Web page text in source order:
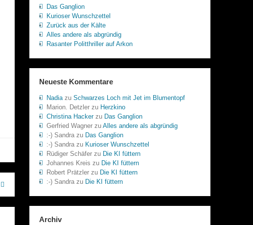
Das Ganglion
Kurioser Wunschzettel
Zurück aus der Kälte
Alles andere als abgründig
Rasanter Politthriller auf Arkon
Neueste Kommentare
Nadiazu Schwarzes Loch mit Jet im Blumentopf
Marion. Detzlerzu Herzkino
Christina Hackerzu Das Ganglion
Gerfried Wagnerzu Alles andere als abgründig
:-) Sandrazu Das Ganglion
:-) Sandrazu Kurioser Wunschzettel
Rüdiger Schäferzu Die KI füttern
Johannes Kreis zu Die KI füttern
Robert Prätzlerzu Die KI füttern
:-) Sandrazu Die KI füttern
Archiv